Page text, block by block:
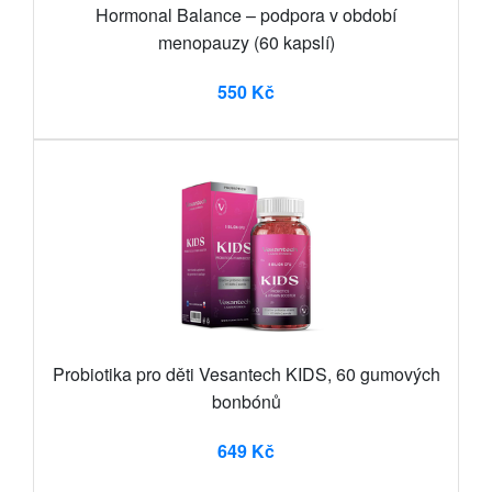
Hormonal Balance – podpora v období
menopauzy (60 kapslí)
550 Kč
Probiotika pro děti Vesantech KIDS, 60 gumových
bonbónů
649 Kč